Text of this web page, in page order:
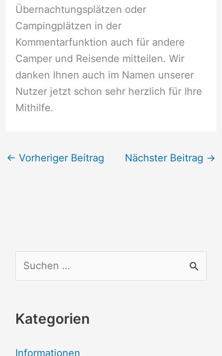
Übernachtungsplätzen oder
Campingplätzen in der
Kommentarfunktion auch für andere
Camper und Reisende mitteilen. Wir
danken Ihnen auch im Namen unserer
Nutzer jetzt schon sehr herzlich für Ihre
Mithilfe.
← Vorheriger Beitrag Nächster Beitrag →
u
h
Kategorien
Informationen